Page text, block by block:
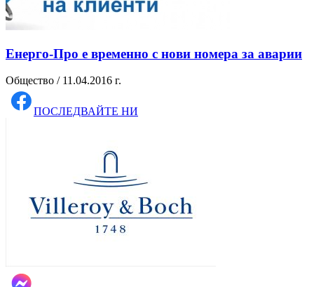
Енерго-Про е временно с нови номера за аварии
Общество / 11.04.2016 г.
ПОСЛЕДВАЙТЕ НИ